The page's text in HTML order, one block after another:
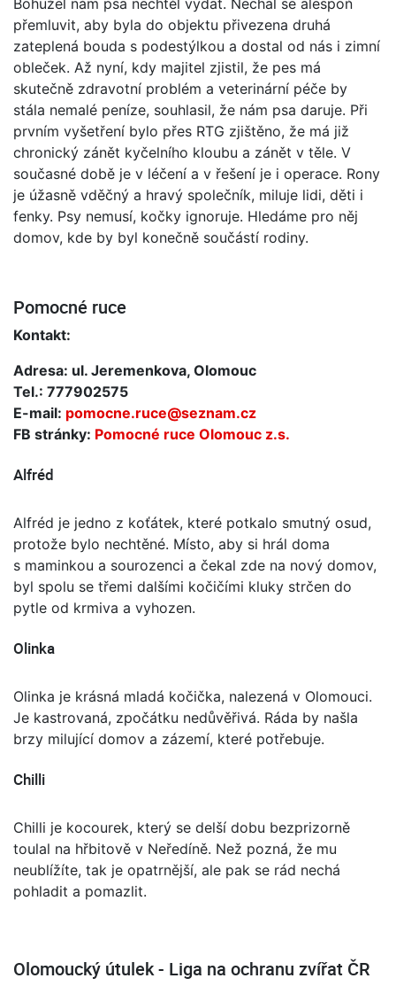
přemluvit, aby byla do objektu přivezena druhá
zateplená bouda s podestýlkou a dostal od nás i zimní
obleček. Až nyní, kdy majitel zjistil, že pes má
skutečně zdravotní problém a veterinární péče by
stála nemalé peníze, souhlasil, že nám psa daruje. Při
prvním vyšetření bylo přes RTG zjištěno, že má již
chronický zánět kyčelního kloubu a zánět v těle. V
současné době je v léčení a v řešení je i operace. Rony
je úžasně vděčný a hravý společník, miluje lidi, děti i
fenky. Psy nemusí, kočky ignoruje. Hledáme pro něj
domov, kde by byl konečně součástí rodiny.
Pomocné ruce
Kontakt:
Adresa: ul. Jeremenkova, Olomouc
Tel.: 777902575
E-mail: pomocne.ruce@seznam.cz
FB stránky: Pomocné ruce Olomouc z.s.
Alfréd
Alfréd je jedno z koťátek, které potkalo smutný osud,
protože bylo nechtěné. Místo, aby si hrál doma
s maminkou a sourozenci a čekal zde na nový domov,
byl spolu se třemi dalšími kočičími kluky strčen do
pytle od krmiva a vyhozen.
Olinka
Olinka je krásná mladá kočička, nalezená v Olomouci.
Je kastrovaná, zpočátku nedůvěřivá. Ráda by našla
brzy milující domov a zázemí, které potřebuje.
Chilli
Chilli je kocourek, který se delší dobu bezprizorně
toulal na hřbitově v Neředíně. Než pozná, že mu
neublížíte, tak je opatrnější, ale pak se rád nechá
pohladit a pomazlit.
Olomoucký útulek - Liga na ochranu zvířat ČR